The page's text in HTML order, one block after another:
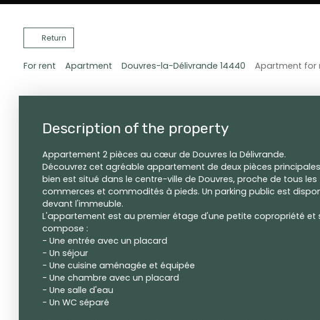
Return
For rent Apartment Douvres-la-Délivrande 14440 Apartment for
Description of the property
Appartement 2 pièces au cœur de Douvres la Délivrande.
Découvrez cet agréable appartement de deux pièces principales
bien est situé dans le centre-ville de Douvres, proche de tous les
commerces et commodités à pieds. Un parking public est
devant l'immeuble.
L'appartement est au premier étage d'une petite copropriété et
compose :
- Une entrée avec un placard
- Un séjour
- Une cuisine aménagée et équipée
- Une chambre avec un placard
- Une salle d'eau
- Un WC séparé